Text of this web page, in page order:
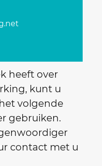
heeft over
kunt u
volgende
gebruiken.
contact met u